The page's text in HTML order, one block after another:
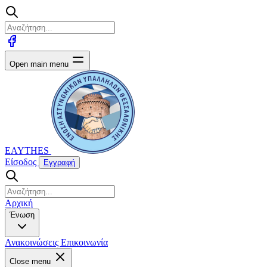
Open main menu
EAYTHES
Είσοδος
Εγγραφή
Αρχική
Ένωση
Ανακοινώσεις Επικοινωνία
Close menu